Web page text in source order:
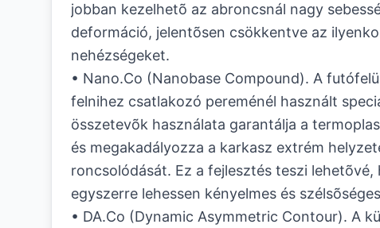
jobban kezelhetõ az abroncsnál nagy
deformáció, jelentõsen csökkentve az
nehézségeket.
• Nano.Co (Nanobase Compound). A
felnihez csatlakozó pereménél használt
összetevõk használata garantálja a
és megakadályozza a karkasz extrém
roncsolódását. Ez a fejlesztés teszi
egyszerre lehessen kényelmes és
• DA.Co (Dynamic Asymmetric Contour). A